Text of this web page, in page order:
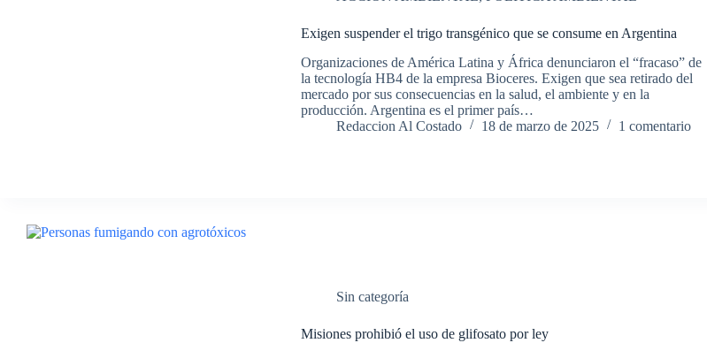
Exigen suspender el trigo transgénico que se consume en Argentina
Organizaciones de América Latina y África denunciaron el “fracaso” de
la tecnología HB4 de la empresa Bioceres. Exigen que sea retirado del
mercado por sus consecuencias en la salud, el ambiente y en la
producción. Argentina es el primer país…
Redaccion Al Costado
18 de marzo de 2025 1 comentario
Sin categoría
Misiones prohibió el uso de glifosato por ley